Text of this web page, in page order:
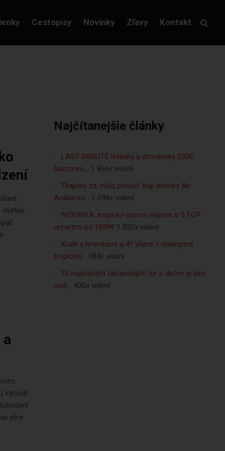
Cestopisy Novinky Zľavy Kontakt
všetko
vybaviť
plne
Najčítanejšie články
LAST MINUTE letenky a dovolenky 2026:
Santorini,… 1 866x videní
Thajsko za málo peňazí: kúp letenky Air
Arabia na… 1 098x videní
NOVINKA: tropický ostrov Hainan s 5 TOP
rezortmi od 1099€ 1 032x videní
Krabi s letenkami a 4* vilami v obklopení
tropickej… 984x videní
10 najkrajších tatranských túr s deťmi aj bez
nich… 430x videní